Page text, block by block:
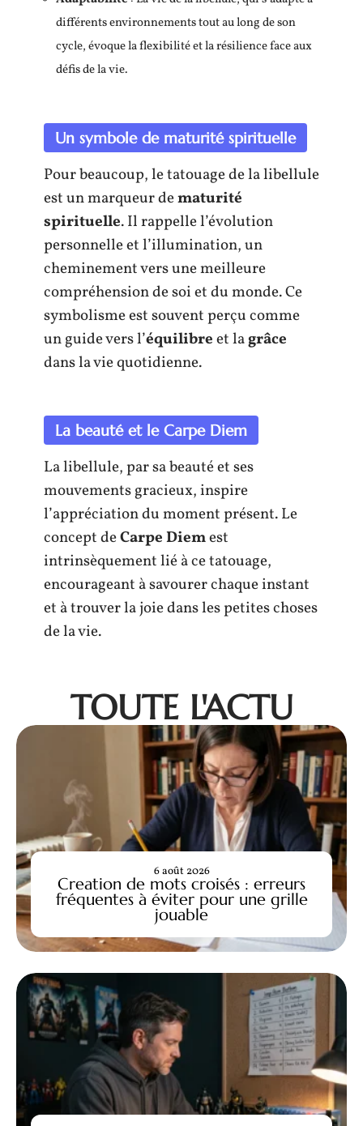
différents environnements tout au long de son
cycle, évoque la flexibilité et la résilience face aux
défis de la vie.
Un symbole de maturité spirituelle
Pour beaucoup, le tatouage de la libellule
est un marqueur dematurité
spirituelle. Il rappelle l’évolution
personnelle et l’illumination, un
cheminement vers une meilleure
compréhension de soi et du monde. Ce
symbolisme est souvent perçu comme
un guide vers l’équilibreet lagrâce
dans la vie quotidienne.
La beauté et le Carpe Diem
La libellule, par sa beauté et ses
mouvements gracieux, inspire
l’appréciation du moment présent. Le
concept deCarpe Diemest
intrinsèquement lié à ce tatouage,
encourageant à savourer chaque instant
et à trouver la joie dans les petites choses
de la vie.
TOUTE L'ACTU
Creation de mots croisés : erreurs
fréquentes à éviter pour une grille
jouable
6 août 2026